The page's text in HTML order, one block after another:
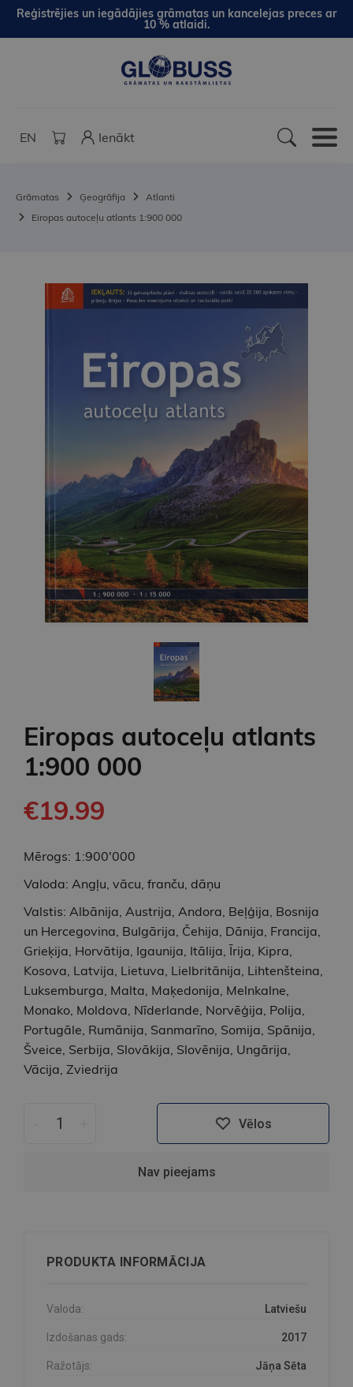
Reģistrējies un iegādājies grāmatas un kancelejas preces ar
10 % atlaidi.
EN Ienākt
Grāmatas Ģeogrāfija
Atlanti
Eiropas autoceļu atlants 1:900 000
Eiropas autoceļu atlants
1:900 000
€19.99
Mērogs: 1:900'000
Valoda: Angļu, vācu, franču, dāņu
Valstis: Albānija, Austrija, Andora, Beļģija, Bosnija
un Hercegovina, Bulgārija, Čehija, Dānija, Francija,
Grieķija, Horvātija, Igaunija, Itālija, Īrija, Kipra,
Kosova, Latvija, Lietuva, Lielbritānija, Lihtenšteina,
Luksemburga, Malta, Maķedonija, Melnkalne,
Monako, Moldova, Nīderlande, Norvēģija, Polija,
Portugāle, Rumānija, Sanmarīno, Somija, Spānija,
Šveice, Serbija, Slovākija, Slovēnija, Ungārija,
Vācija, Zviedrija
Vēlos
Nav pieejams
PRODUKTA INFORMĀCIJA
Valoda: Latviešu
Izdošanas gads: 2017
Ražotājs: Jāņa Sēta